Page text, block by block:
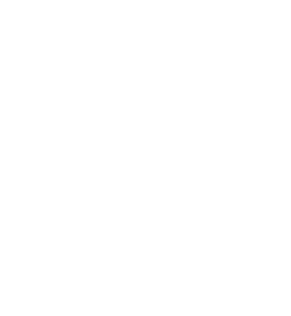
conta Bitnovo ou faça